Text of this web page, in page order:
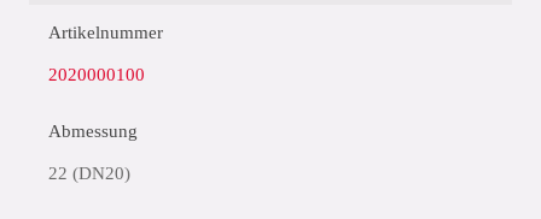
Artikelnummer
2020000100
Abmessung
22 (DN20)